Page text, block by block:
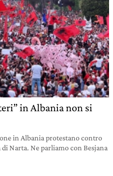
in Albania non si
in Albania protestano contro
Narta. Ne parliamo con Besjana